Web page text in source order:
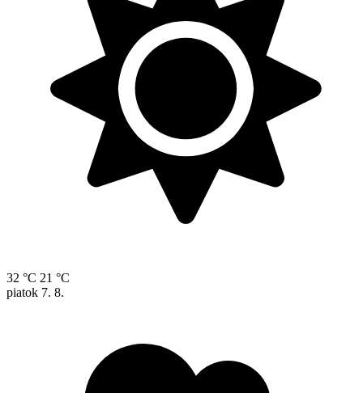
32 °C 21 °C
piatok 7. 8.